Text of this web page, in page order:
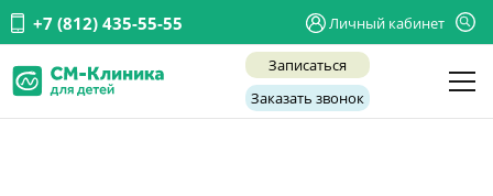
+7 (812) 435-55-55 Личный кабинет
Записаться
Заказать звонок